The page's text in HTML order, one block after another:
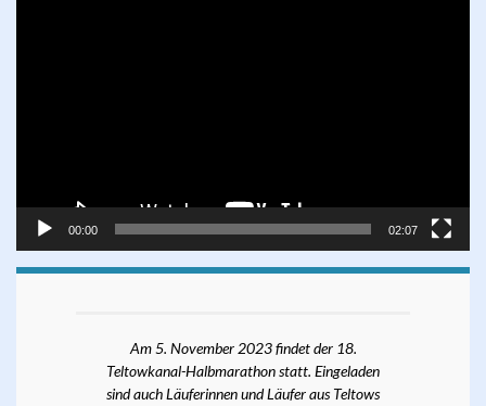
00:00 02:07
Am 5. November 2023 findet der 18.
Teltowkanal-Halbmarathon statt. Eingeladen
sind auch Läuferinnen und Läufer aus Teltows